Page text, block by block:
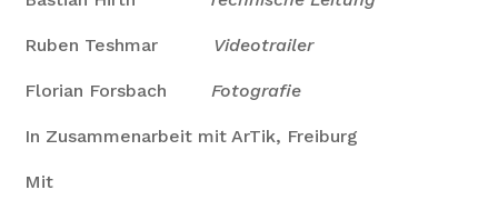
Ruben Teshmar Videotrailer
Florian Forsbach Fotografie
In Zusammenarbeit mit ArTik, Freiburg
Mit